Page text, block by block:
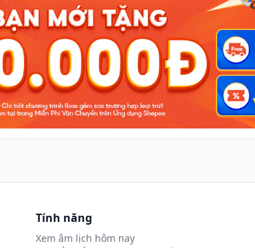
Tính năng
Xem âm lịch hôm nay